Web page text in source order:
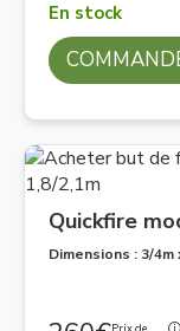
En stock
Quickfire
Dimensions : 3/4m